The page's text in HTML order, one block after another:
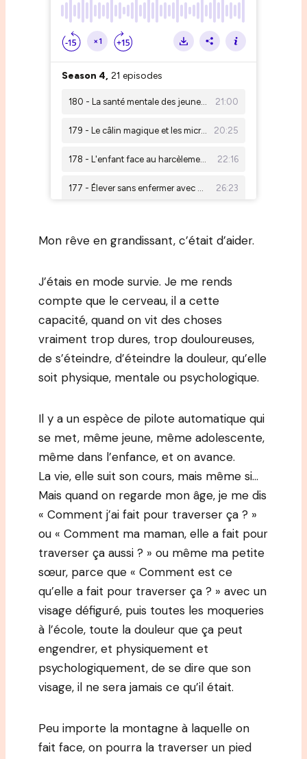
Mon rêve en grandissant, c’était d’aider.
J’étais en mode survie. Je me rends
compte que le cerveau, il a cette
capacité, quand on vit des choses
vraiment trop dures, trop douloureuses,
de s’éteindre, d’éteindre la douleur, qu’elle
soit physique, mentale ou psychologique.
Il y a un espèce de pilote automatique qui
se met, même jeune, même adolescente,
même dans l’enfance, et on avance.
La vie, elle suit son cours, mais même si…
Mais quand on regarde mon âge, je me dis
« Comment j’ai fait pour traverser ça ? »
ou « Comment ma maman, elle a fait pour
traverser ça aussi ? » ou même ma petite
sœur, parce que « Comment est ce
qu’elle a fait pour traverser ça ? » avec un
visage défiguré, puis toutes les moqueries
à l’école, toute la douleur que ça peut
engendrer, et physiquement et
psychologiquement, de se dire que son
visage, il ne sera jamais ce qu’il était.
Peu importe la montagne à laquelle on
fait face, on pourra la traverser un pied